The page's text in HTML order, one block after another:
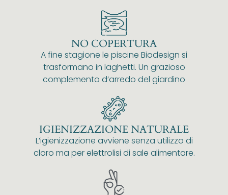
NO COPERTURA
A fine stagione le piscine Biodesign si
trasformano in laghetti. Un grazioso
complemento d’arredo del giardino
IGIENIZZAZIONE NATURALE
L’igienizzazione avviene senza utilizzo di
cloro ma per elettrolisi di sale alimentare.